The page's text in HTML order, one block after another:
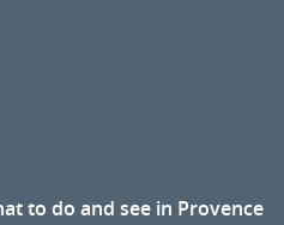
to do and see in Provence